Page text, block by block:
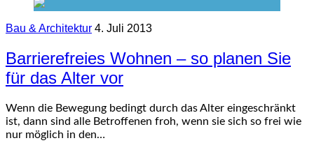
Bau & Architektur 4. Juli 2013
Barrierefreies Wohnen – so planen Sie
für das Alter vor
Wenn die Bewegung bedingt durch das Alter eingeschränkt
ist, dann sind alle Betroffenen froh, wenn sie sich so frei wie
nur möglich in den…